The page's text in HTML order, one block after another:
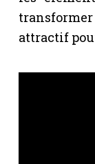
attractif